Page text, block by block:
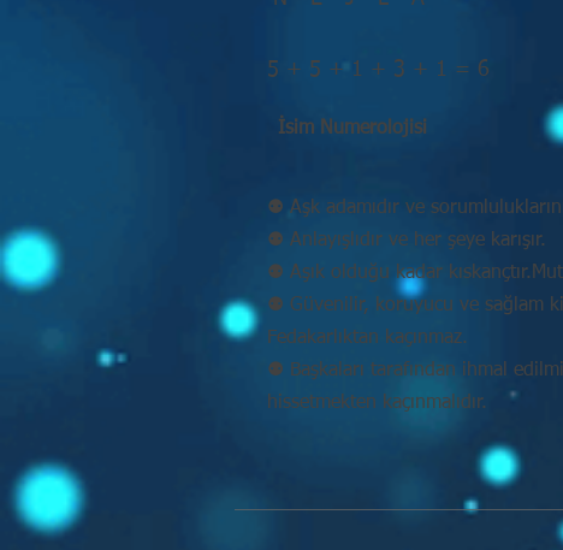
5 + 5 + 1 + 3 + 1 = 6
İsim Numerolojisi
⚉ Aşk adamıdır ve
⚉ Anlayışlıdır ve her şeye karışır.
⚉ Aşık olduğu kadar
⚉ Güvenilir, koruyucu ve sağlam
Fedakarlıktan kaçınmaz.
⚉ Başkaları tarafından ihmal
hissetmekten kaçınmalıdır.